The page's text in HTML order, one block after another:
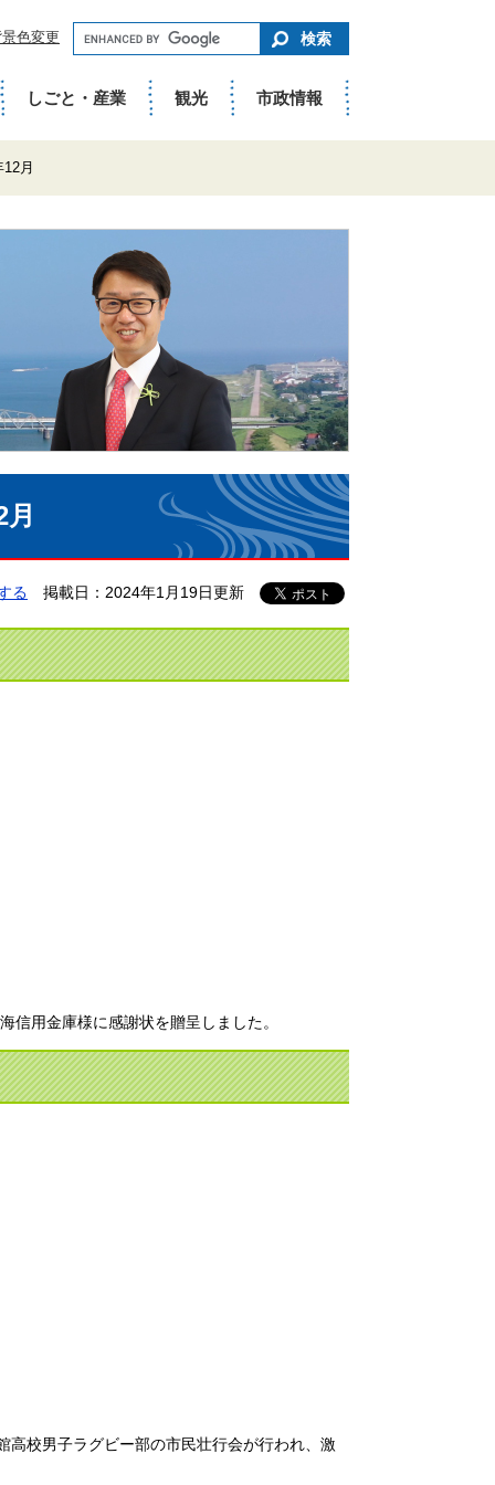
色変更
ー
ワ
ド
で
が
しごと・産業 観光 市政情報
月
る 掲載日：2024年1月19日更新
信用金庫様に感謝状を贈呈しました。
校男子ラグビー部の市民壮行会が行われ、激